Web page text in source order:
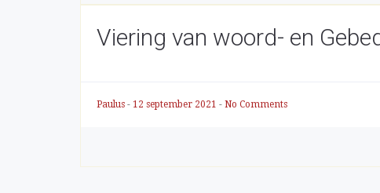
Viering van woord- en
Paulus - 12 september 2021 - No Comments